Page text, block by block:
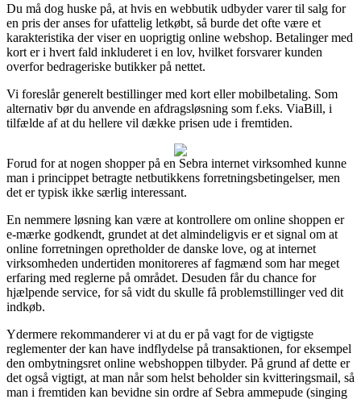
Du må dog huske på, at hvis en webbutik udbyder varer til salg for
en pris der anses for ufattelig letkøbt, så burde det ofte være et
karakteristika der viser en uoprigtig online webshop. Betalinger med
kort er i hvert fald inkluderet i en lov, hvilket forsvarer kunden
overfor bedrageriske butikker på nettet.
Vi foreslår generelt bestillinger med kort eller mobilbetaling. Som
alternativ bør du anvende en afdragsløsning som f.eks. ViaBill, i
tilfælde af at du hellere vil dække prisen ude i fremtiden.
Forud for at nogen shopper på en Sebra internet virksomhed kunne
man i princippet betragte netbutikkens forretningsbetingelser, men
det er typisk ikke særlig interessant.
En nemmere løsning kan være at kontrollere om online shoppen er
e-mærke godkendt, grundet at det almindeligvis er et signal om at
online forretningen opretholder de danske love, og at internet
virksomheden undertiden monitoreres af fagmænd som har meget
erfaring med reglerne på området. Desuden får du chance for
hjælpende service, for så vidt du skulle få problemstillinger ved dit
indkøb.
Ydermere rekommanderer vi at du er på vagt for de vigtigste
reglementer der kan have indflydelse på transaktionen, for eksempel
den ombytningsret online webshoppen tilbyder. På grund af dette er
det også vigtigt, at man når som helst beholder sin kvitteringsmail, så
man i fremtiden kan bevidne sin ordre af Sebra ammepude (singing